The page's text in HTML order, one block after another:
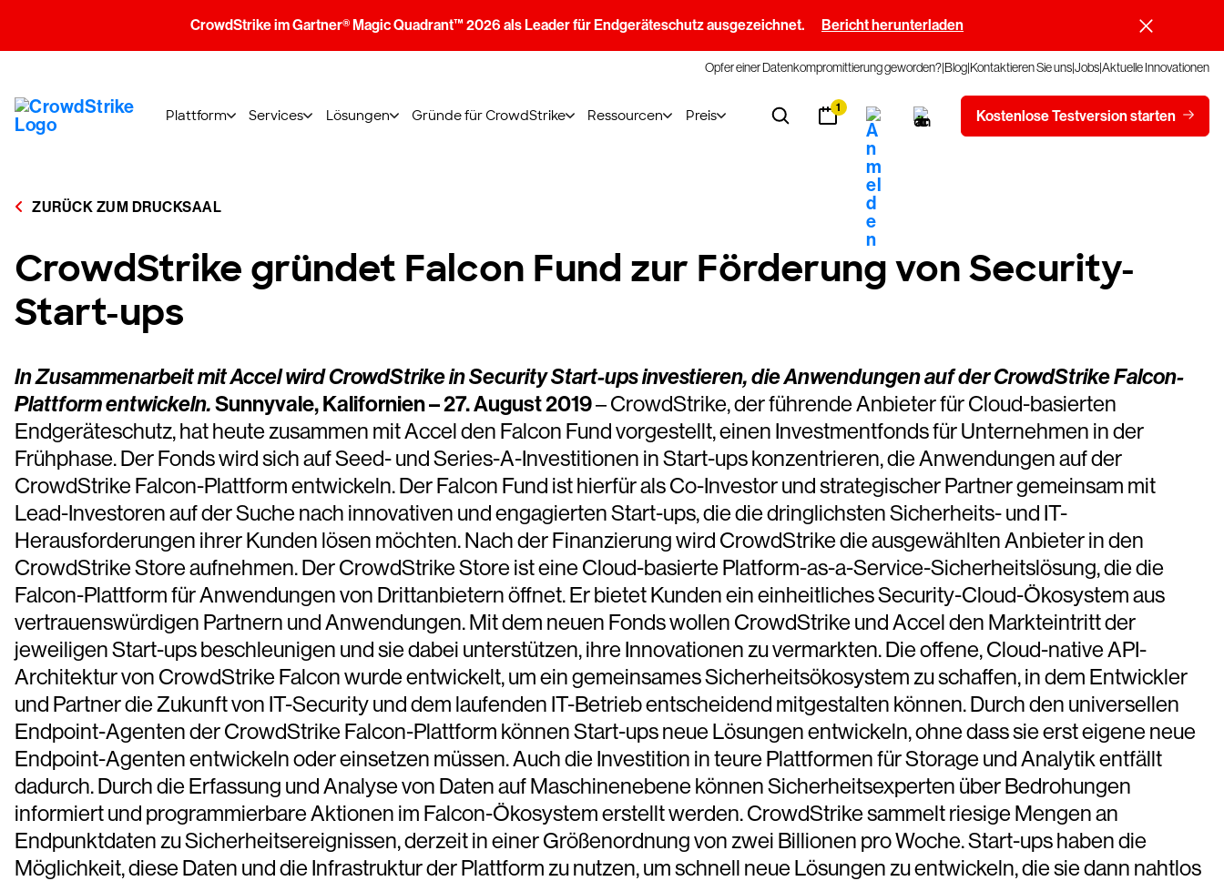
CrowdStrike im Gartner® Magic Quadrant™ 2026 als Leader für Endgeräteschutz ausgezeichnet. Bericht herunterladen
Opfer einer Datenkompromittierung geworden?BlogKontaktieren Sie unsJobsAktuelle Innovationen
Plattform Services Lösungen Gründe für CrowdStrike Ressourcen Preis 1 Kostenlose Testversion starten
ZURÜCK ZUM DRUCKSAAL
CrowdStrike gründet Falcon Fund zur Förderung von Security-
Start-ups
In Zusammenarbeit mit Accel wird CrowdStrike in Security Start-ups investieren, die Anwendungen auf der CrowdStrike Falcon-
Plattform entwickeln.Sunnyvale, Kalifornien – 27. August 2019– CrowdStrike, der führende Anbieter für Cloud-basierten
Endgeräteschutz, hat heute zusammen mit Accel den Falcon Fund vorgestellt, einen Investmentfonds für Unternehmen in der
Frühphase. Der Fonds wird sich auf Seed- und Series-A-Investitionen in Start-ups konzentrieren, die Anwendungen auf der
CrowdStrike Falcon-Plattform entwickeln. Der Falcon Fund ist hierfür als Co-Investor und strategischer Partner gemeinsam mit
Lead-Investoren auf der Suche nach innovativen und engagierten Start-ups, die die dringlichsten Sicherheits- und IT-
Herausforderungen ihrer Kunden lösen möchten. Nach der Finanzierung wird CrowdStrike die ausgewählten Anbieter in den
CrowdStrike Store aufnehmen. Der CrowdStrike Store ist eine Cloud-basierte Platform-as-a-Service-Sicherheitslösung, die die
Falcon-Plattform für Anwendungen von Drittanbietern öffnet. Er bietet Kunden ein einheitliches Security-Cloud-Ökosystem aus
vertrauenswürdigen Partnern und Anwendungen. Mit dem neuen Fonds wollen CrowdStrike und Accel den Markteintritt der
jeweiligen Start-ups beschleunigen und sie dabei unterstützen, ihre Innovationen zu vermarkten. Die offene, Cloud-native API-
Architektur von CrowdStrike Falcon wurde entwickelt, um ein gemeinsames Sicherheitsökosystem zu schaffen, in dem Entwickler
und Partner die Zukunft von IT-Security und dem laufenden IT-Betrieb entscheidend mitgestalten können. Durch den universellen
Endpoint-Agenten der CrowdStrike Falcon-Plattform können Start-ups neue Lösungen entwickeln, ohne dass sie erst eigene neue
Endpoint-Agenten entwickeln oder einsetzen müssen. Auch die Investition in teure Plattformen für Storage und Analytik entfällt
dadurch. Durch die Erfassung und Analyse von Daten auf Maschinenebene können Sicherheitsexperten über Bedrohungen
informiert und programmierbare Aktionen im Falcon-Ökosystem erstellt werden. CrowdStrike sammelt riesige Mengen an
Endpunktdaten zu Sicherheitsereignissen, derzeit in einer Größenordnung von zwei Billionen pro Woche. Start-ups haben die
Möglichkeit, diese Daten und die Infrastruktur der Plattform zu nutzen, um schnell neue Lösungen zu entwickeln, die sie dann nahtlos